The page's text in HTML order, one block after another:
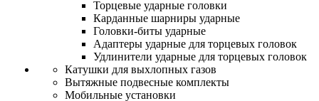
Торцевые ударные головки
Карданные шарниры ударные
Головки-биты ударные
Адаптеры ударные для торцевых головок
Удлинители ударные для торцевых головок
Катушки для выхлопных газов
Вытяжные подвесные комплекты
Мобильные установки